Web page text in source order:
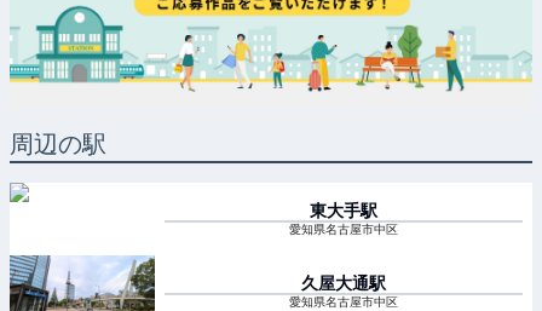
周辺の駅
東大手駅
愛知県名古屋市中区
久屋大通駅
愛知県名古屋市中区